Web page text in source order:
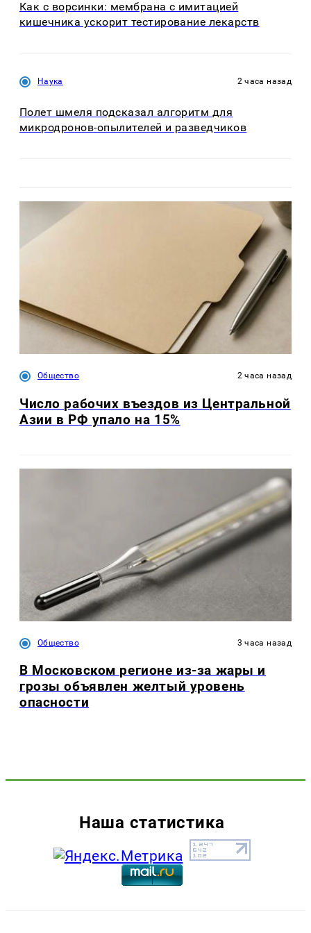
Как с ворсинки: мембрана с имитацией
кишечника ускорит тестирование лекарств
Наука 2 часа назад
Полет шмеля подсказал алгоритм для
микродронов-опылителей и разведчиков
Общество 2 часа назад
Число рабочих въездов из Центральной
Азии в РФ упало на 15%
Общество 3 часа назад
В Московском регионе из-за жары и
грозы объявлен желтый уровень
опасности
Наша статистика